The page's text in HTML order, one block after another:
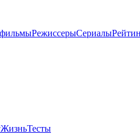
РежиссерыСериалы
ЖизньТесты